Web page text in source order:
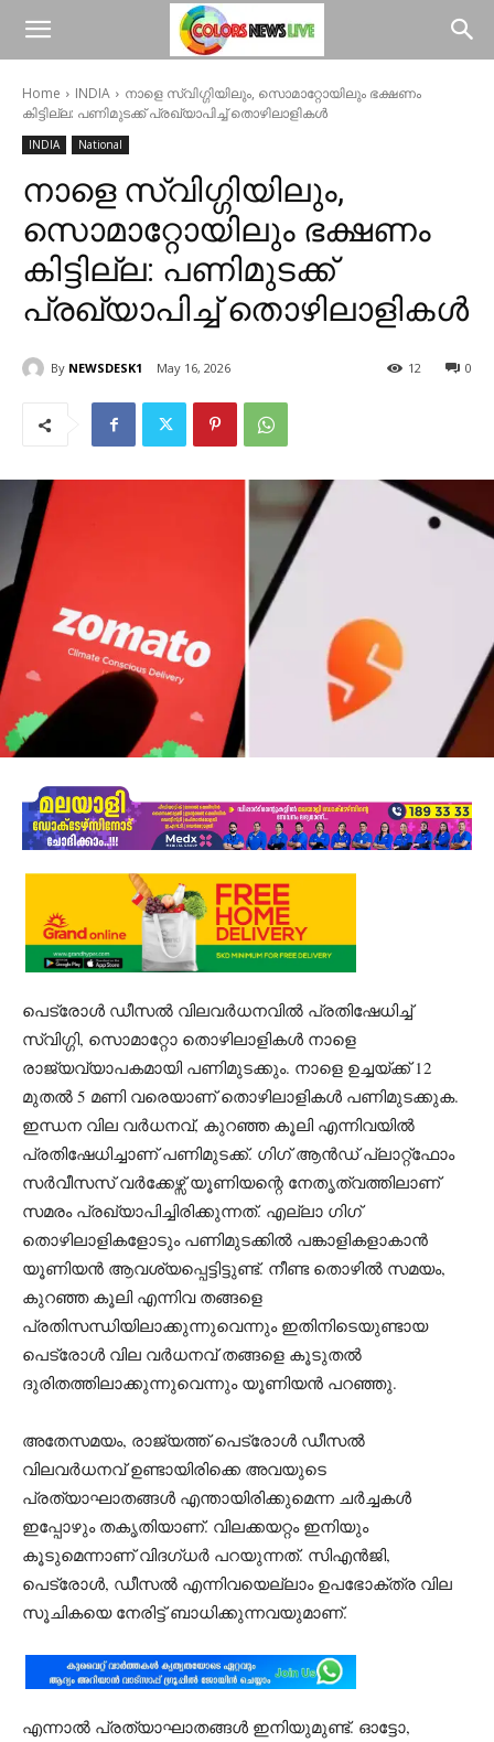
Home INDIA
നാളെ സ്വിഗ്ഗിയിലും, സൊമാറ്റോയിലും ഭക്ഷണം
കിട്ടില്ല: പണിമുടക്ക് പ്രഖ്യാപിച്ച് തൊഴിലാളികള്‍
INDIA National
നാളെ സ്വിഗ്ഗിയിലും,
സൊമാറ്റോയിലും ഭക്ഷണം
കിട്ടില്ല: പണിമുടക്ക്
പ്രഖ്യാപിച്ച് തൊഴിലാളികള്‍
By NEWSDESK1 May 16, 2026 0
12
പെട്രോൾ ഡീസൽ വിലവർധനവിൽ പ്രതിഷേധിച്ച്
സ്വിഗ്ഗി, സൊമാറ്റോ തൊഴിലാളികൾ നാളെ
രാജ്യവ്യാപകമായി പണിമുടക്കും. നാളെ ഉച്ചയ്ക്ക് 12
മുതൽ 5 മണി വരെയാണ് തൊഴിലാളികൾ പണിമുടക്കുക.
ഇന്ധന വില വർധനവ്, കുറഞ്ഞ കൂലി എന്നിവയിൽ
പ്രതിഷേധിച്ചാണ് പണിമുടക്ക്. ഗിഗ് ആൻഡ് പ്ലാറ്റ്‌ഫോം
സർവീസസ് വർക്കേഴ്സ് യൂണിയന്റെ നേതൃത്വത്തിലാണ്
സമരം പ്രഖ്യാപിച്ചിരിക്കുന്നത്. എല്ലാ ഗിഗ്
തൊഴിലാളികളോടും പണിമുടക്കിൽ പങ്കാളികളാകാൻ
യൂണിയൻ ആവശ്യപ്പെട്ടിട്ടുണ്ട്. നീണ്ട തൊഴിൽ സമയം,
കുറഞ്ഞ കൂലി എന്നിവ തങ്ങളെ
പ്രതിസന്ധിയിലാക്കുന്നുവെന്നും ഇതിനിടെയുണ്ടായ
പെട്രോൾ വില വർധനവ് തങ്ങളെ കൂടുതൽ
ദുരിതത്തിലാക്കുന്നുവെന്നും യൂണിയൻ പറഞ്ഞു.
അതേസമയം, രാജ്യത്ത് പെട്രോൾ ഡീസൽ
വിലവർധനവ് ഉണ്ടായിരിക്കെ അവയുടെ
പ്രത്യാഘാതങ്ങൾ എന്തായിരിക്കുമെന്ന ചർച്ചകൾ
ഇപ്പോഴും തകൃതിയാണ്. വിലക്കയറ്റം ഇനിയും
കൂടുമെന്നാണ് വിദഗ്ധർ പറയുന്നത്. സിഎൻജി,
പെട്രോൾ, ഡീസൽ എന്നിവയെല്ലാം ഉപഭോക്ത്ര വില
സൂചികയെ നേരിട്ട് ബാധിക്കുന്നവയുമാണ്.
എന്നാൽ പ്രത്യാഘാതങ്ങൾ ഇനിയുമുണ്ട്. ഓട്ടോ,